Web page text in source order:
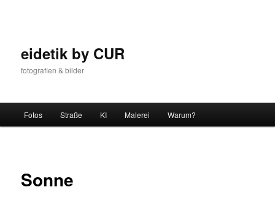
eidetik by CUR
fotografien & bilder
Fotos Straße KI Malerei Warum?
Sonne